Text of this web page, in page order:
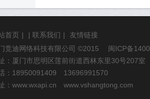
首页 | | 联系我们 |
友情链接
竞迪网络科技有限公司 ©2015 闽ICP备
：厦门市思明区莲前街道西林东里30号207室
：18950091409 13696991570
： www.wxapi.cn www.vshangtong.com